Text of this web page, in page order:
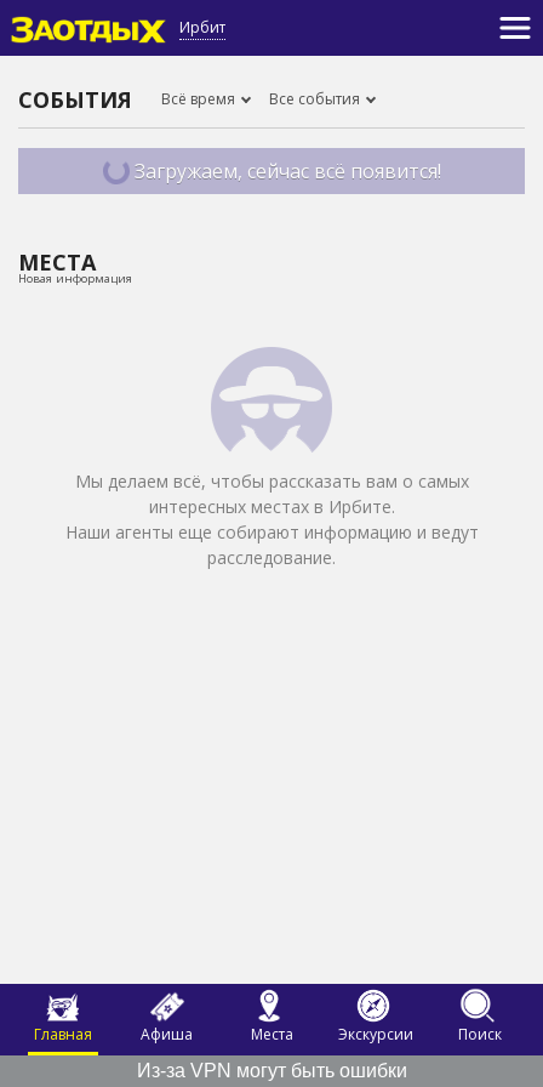
Ирбит
Главная Афиша Места Экскурсии
Поиск
Из-за VPN могут быть ошибки
СОБЫТИЯ Всё время Все события
Загружаем, сейчас всё появится!
МЕСТА
Новая информация
Мы делаем всё, чтобы рассказать вам о самых
интересных местах в Ирбите.
Наши агенты еще собирают информацию и ведут
расследование.